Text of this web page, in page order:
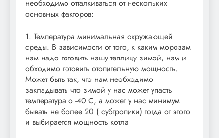
необходимо отталкиваться от нескольких
основных факторов:
1. Температура минимальная окружающей
среды. В зависимости от того, к каким морозам
нам надо готовить нашу теплицу зимой, нам и
обходимо готовить отопительную мощность.
Может быть так, что нам необходимо
закладывать что зимой у нас может упасть
температура о -40 С, а может у нас минимум
бывать не более 20 ( субтропики) тогда от этого
и выбирается мощность котла